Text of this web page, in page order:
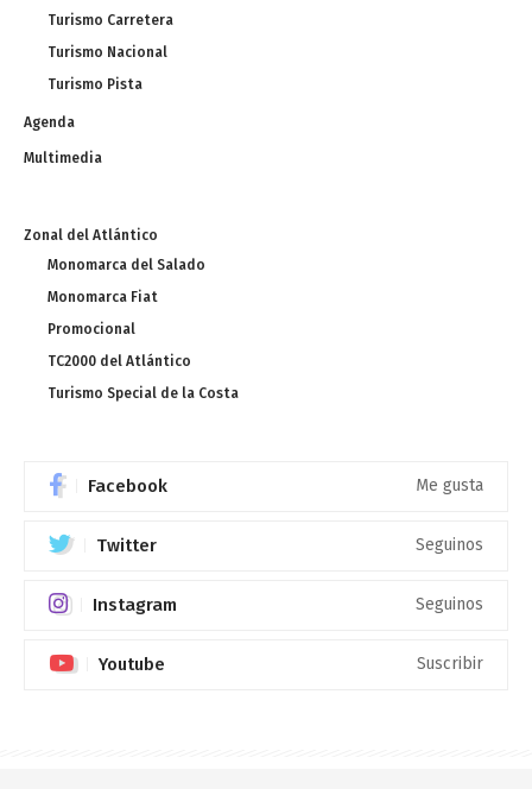
Turismo Carretera
Turismo Nacional
Turismo Pista
Agenda
Multimedia
Zonal del Atlántico
Monomarca del Salado
Monomarca Fiat
Promocional
TC2000 del Atlántico
Turismo Special de la Costa
Facebook Me gusta
Twitter Seguinos
Instagram Seguinos
Youtube Suscribir